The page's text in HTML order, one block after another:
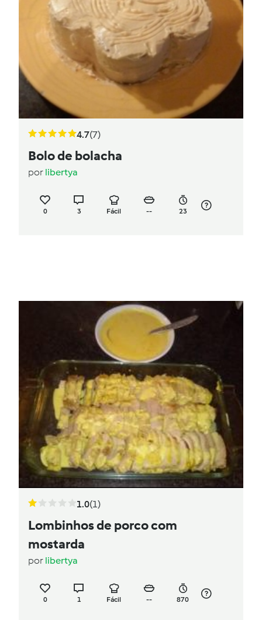
4.7(7)
Bolo de bolacha
por libertya
0 3 Fácil -- 23
1.0(1)
Lombinhos de porco com
mostarda
por libertya
0 1 Fácil -- 870